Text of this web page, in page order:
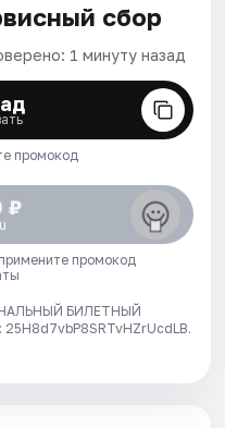
сбор
1 минуту назад
промокод
₽
промокод
БИЛЕТНЫЙ